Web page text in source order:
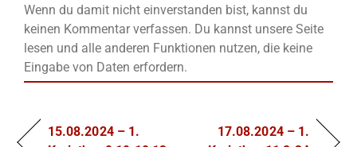
Wenn du damit nicht einverstanden bist, kannst du
keinen Kommentar verfassen. Du kannst unsere Seite
lesen und alle anderen Funktionen nutzen, die keine
Eingabe von Daten erfordern.
15.08.2024 – 1.
17.08.2024 – 1.